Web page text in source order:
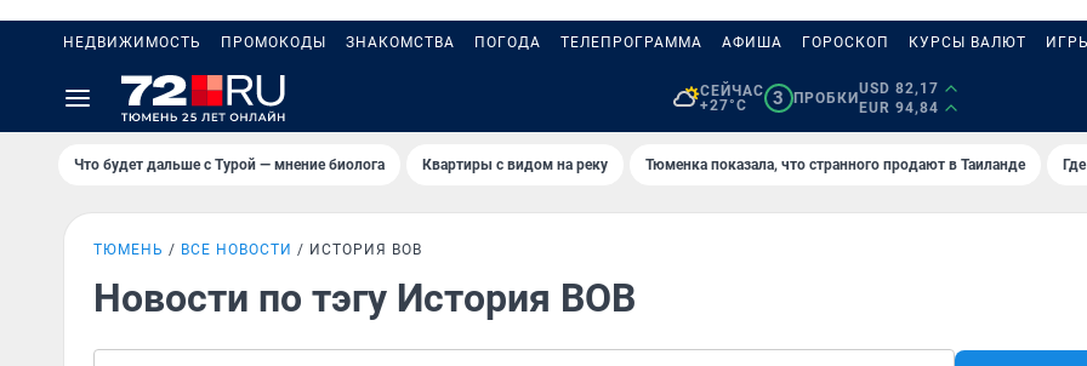
НЕДВИЖИМОСТЬ ПРОМОКОДЫ ЗНАКОМСТВА ПОГОДА ТЕЛЕПРОГРАММА АФИША ГОРОСКОП КУРСЫ ВАЛЮТ
СЕЙЧАС
+27°C
3 ПРОБКИ
USD 82,17
EUR 94,84
Что будет дальше с Турой — мнение биолога Квартиры с видом на реку Тюменка показала, что странного продают в Таиланде
ТЮМЕНЬ ВСЕ НОВОСТИ ИСТОРИЯ ВОВ
Новости по тэгу История ВОВ